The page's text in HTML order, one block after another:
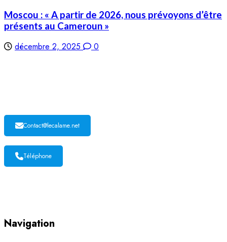
Moscou : « A partir de 2026, nous prévoyons d’être
présents au Cameroun »
décembre 2, 2025 0
Contact@lecalame.net
Téléphone
Navigation